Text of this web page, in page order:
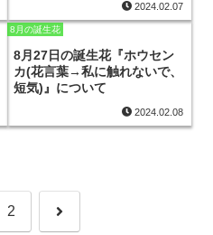
2024.02.07
8月の誕生花
8月27日の誕生花『ホウセン
カ(花言葉→私に触れないで、
短気)』について
2024.02.08
2 次